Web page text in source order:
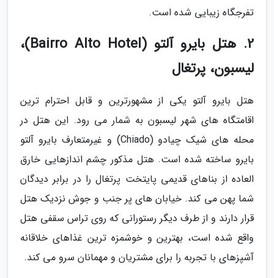
تفرجگاه زیبایی شده است.
2. هتل بایرو آلتو (Bairro Alto Hotel)،
لیسبون، پرتغال
هتل بایرو آلتو یکی از مشهورترین و قابل احترام ترین
اقامتگاه های شهر لیسبون به شمار می رود. این هتل در
محله های شیک چیادو (Chiado) و غیرمتعارف بایرو آلتو
بایرو ساخته شده است. هتل مذکور چشم اندازهایی خارق
العاده از بناهای قدیمی پایتخت پرتغال را در برابر دیدگان
شما پهن می کند. خیابان های پر جنب و جوش نزدیک هتل
قرار دارند و از طرف دیگر رستورانی که روی تراس سقفی هتل
واقع شده است، بهترین و خوشمزه ترین غذاهای خلاقانه
آشپزهای با تجربه را برای مشتریان و مهمانان سرو می کند.